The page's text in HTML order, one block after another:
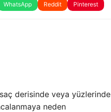
WhatsApp Reddit Pinterest
derisinde veya yüzlerinde
neden